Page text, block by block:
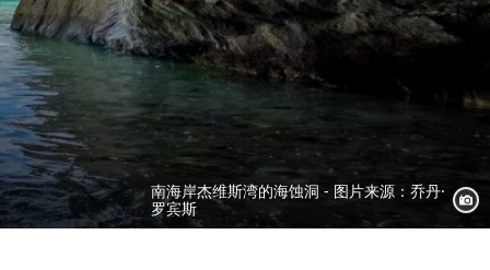
南海岸杰维斯湾的海蚀洞 - 图片来源：乔丹·
罗宾斯